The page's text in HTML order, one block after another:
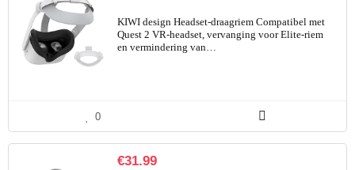
KIWI design Headset-draagriem Compatibel met
Quest 2 VR-headset, vervanging voor Elite-riem
en vermindering van…
0
€31.99